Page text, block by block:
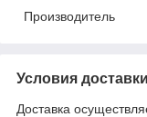
Производитель
Условия доставки
Доставка